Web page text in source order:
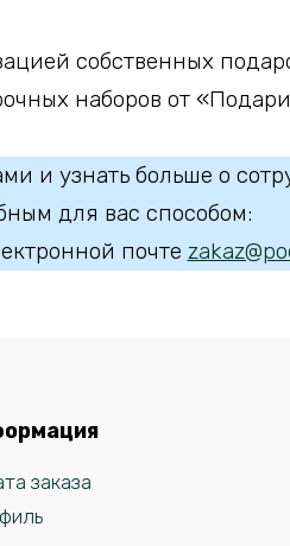
собственных
наборов от
и узнать больше о
для вас способом:
почте
заказа